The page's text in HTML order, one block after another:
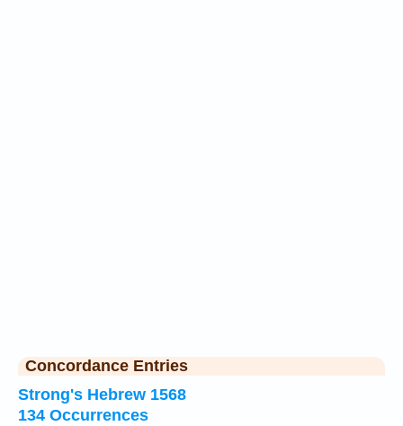
Concordance Entries
Strong's Hebrew 1568
134 Occurrences